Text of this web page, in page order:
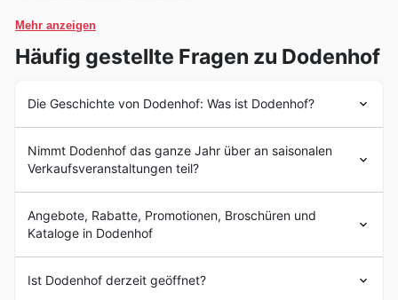
Mehr anzeigen
Häufig gestellte Fragen zu Dodenhof
Die Geschichte von Dodenhof: Was ist Dodenhof?
zurück, als die Bundesrepublik Deutschland gegründet
wurde. In den folgenden Jahrzehnten erlebte das Land
eine rasante wirtschaftliche Entwicklung, die auch die
Entwicklung von Supermärkten vorantrieb. Bekannte
Supermarktketten wie Aldi, Lidl und Edeka sind seit
vielen Jahren feste Bestandteile der deutschen
Heute verfügt Deutschland über eine Vielzahl von
Nimmt Dodenhof das ganze Jahr über an saisonalen
Verkaufsveranstaltungen teil?
großartige Rabatte auf eine Vielzahl von Produkten,
darunter Kleidung, Möbel, Haushaltswaren und mehr.
Kunden können von erheblichen Preisnachlässen
profitieren und ihre Lieblingsartikel zu reduzierten
Angebote, Rabatte, Promotionen, Broschüren und
Kataloge in Dodenhof
Deutschland, die eine Vielzahl von Produkten für Haus,
Ist Dodenhof derzeit geöffnet?